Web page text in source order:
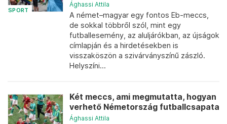
SPORT
Ághassi Attila
A német–magyar egy fontos Eb-meccs,
de sokkal többről szól, mint egy
futballesemény, az aluljárókban, az újságok
címlapján és a hirdetésekben is
visszaköszön a szivárványszínű zászló.
Helyszíni...
Két meccs, ami megmutatta, hogyan
verhető Németország futballcsapata
Ághassi Attila